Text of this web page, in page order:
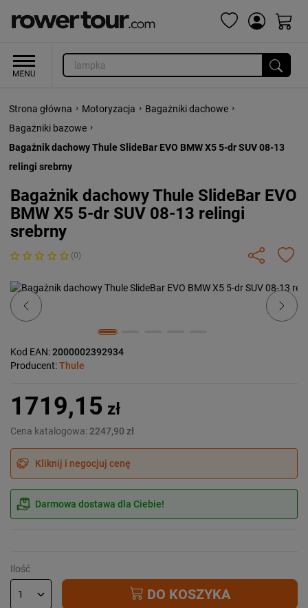
Strona główna › Motoryzacja › Bagażniki dachowe ›
Bagażniki bazowe ›
Bagażnik dachowy Thule SlideBar EVO BMW X5 5-dr SUV 08-13
relingi srebrny
Bagażnik dachowy Thule SlideBar EVO
BMW X5 5-dr SUV 08-13 relingi
srebrny
(0)
Previous Next
Kod EAN:2000002392934
Producent:Thule
1719,15 zł
Cena katalogowa: 2247,90 zł
Kliknij i negocjuj cenę
Darmowa dostawa dla Ciebie!
Ilość
DO KOSZYKA